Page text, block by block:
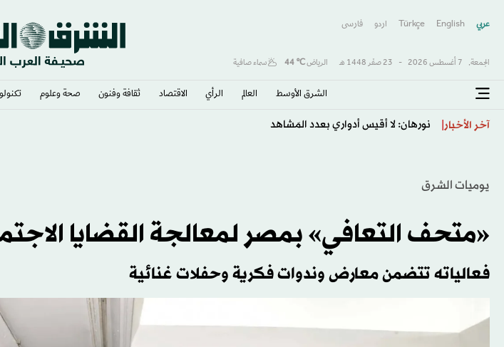
عربي English
Türkçe اردو فارسى
الجمعة, 7 أغسطس 2026 - 23 صفَر 1448 هـ الرياض℃
44 سماء صافية
الشرق الأوسط​ العالم الرأي الاقتصاد ثقافة وفنون صحة وعلوم
آخر الأخبار نورهان: لا أقيس أدواري بعدد المَشاهد
يوميات الشرق
«متحف التعافي» بمصر لمعالجة القضايا
فعالياته تتضمن معارض وندوات فكرية وحفلات غنائية